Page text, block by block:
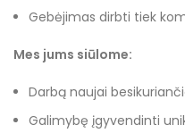
Gebėjimas dirbti tiek
Mes jums siūlome:
Darbą naujai
Galimybę įgyvendinti